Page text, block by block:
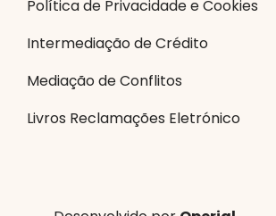
Política de Privacidade e Cookies
Livros Reclamações Eletrónico
Intermediação de Crédito
Mediação de Conflitos